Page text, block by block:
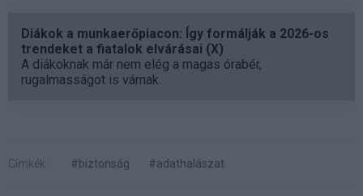
Diákok a munkaerőpiacon: Így formálják a 2026-os
trendeket a fiatalok elvárásai (X)
A diákoknak már nem elég a magas órabér,
rugalmasságot is várnak.
Címkék: #biztonság #adathalászat